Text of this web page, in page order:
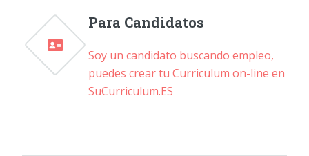
Para Candidatos
Soy un candidato buscando empleo,
puedes crear tu Curriculum on-line en
SuCurriculum.ES